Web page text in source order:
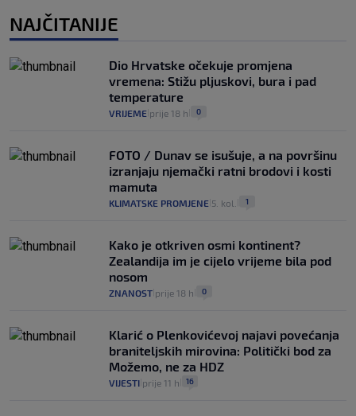
NAJČITANIJE
Dio Hrvatske očekuje promjena
vremena: Stižu pljuskovi, bura i pad
temperature
VRIJEME prije 18 h 0
FOTO / Dunav se isušuje, a na površinu
izranjaju njemački ratni brodovi i kosti
mamuta
KLIMATSKE PROMJENE 5. kol. 1
Kako je otkriven osmi kontinent?
Zealandija im je cijelo vrijeme bila pod
nosom
ZNANOST prije 18 h 0
Klarić o Plenkovićevoj najavi povećanja
braniteljskih mirovina: Politički bod za
Možemo, ne za HDZ
VIJESTI prije 11 h 16